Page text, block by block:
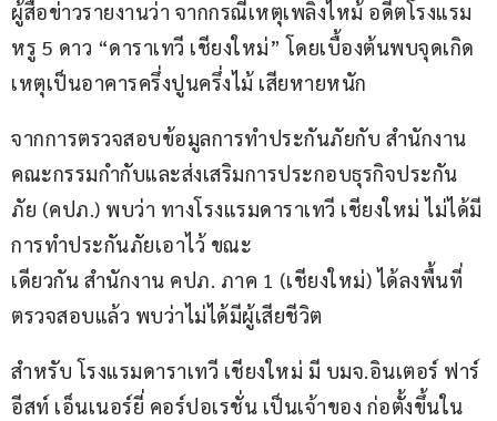
ผู้สื่อข่าวรายงานว่า จากกรณีเหตุเพลิงไหม้ อดีตโรงแรม
หรู 5 ดาว “ดาราเทวี เชียงใหม่” โดยเบื้องต้นพบจุดเกิด
เหตุเป็นอาคารครึ่งปูนครึ่งไม้ เสียหายหนัก
จากการตรวจสอบข้อมูลการทำประกันภัยกับ สำนักงาน
คณะกรรมกำกับและส่งเสริมการประกอบธุรกิจประกัน
ภัย (คปภ.) พบว่า ทางโรงแรมดาราเทวี เชียงใหม่ ไม่ได้มี
การทำประกันภัยเอาไว้ ขณะ
เดียวกัน สำนักงาน คปภ. ภาค 1 (เชียงใหม่) ได้ลงพื้นที่
ตรวจสอบแล้ว พบว่าไม่ได้มีผู้เสียชีวิต
สำหรับ โรงแรมดาราเทวี เชียงใหม่ มี บมจ.อินเตอร์ ฟาร์
อีสท์ เอ็นเนอร์ยี่ คอร์ปอเรชั่น เป็นเจ้าของ ก่อตั้งขึ้นใน